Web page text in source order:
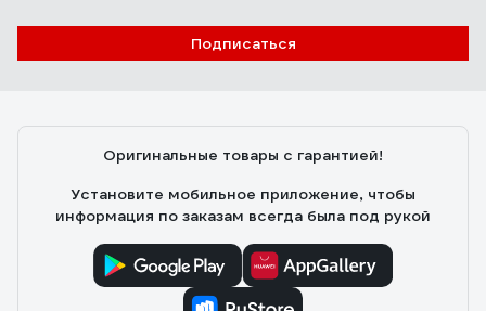
Подписаться
Оригинальные товары с гарантией!
Установите мобильное приложение, чтобы
информация по заказам всегда была под рукой